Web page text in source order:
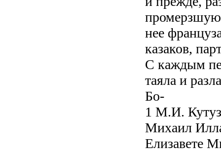
нее
казаков,
С каждым
таяла и
Бо-
1 М.И.
Михаил
Елизавете